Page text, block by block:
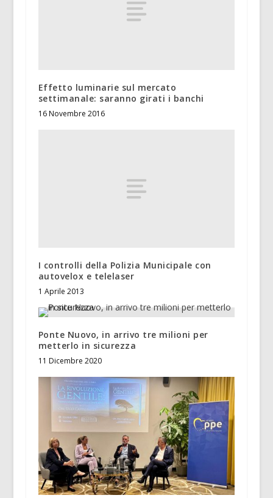
Effetto luminarie sul mercato
settimanale: saranno girati i banchi
16 Novembre 2016
I controlli della Polizia Municipale con
autovelox e telelaser
1 Aprile 2013
Ponte Nuovo, in arrivo tre milioni per
metterlo in sicurezza
11 Dicembre 2020